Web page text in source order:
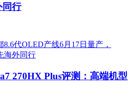
同行
270HX Plus评测：高端机型